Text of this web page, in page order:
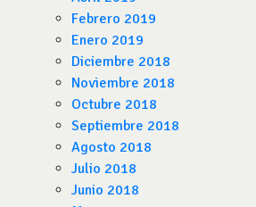
Febrero 2019
Enero 2019
Diciembre 2018
Noviembre 2018
Octubre 2018
Septiembre 2018
Agosto 2018
Julio 2018
Junio 2018